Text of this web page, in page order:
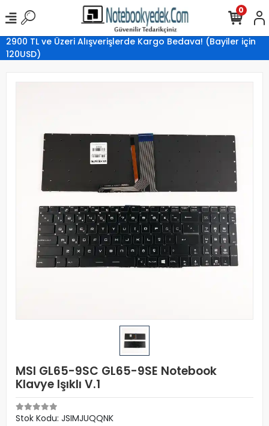
2900 TL ve Üzeri Alışverişlerde Kargo Bedava! (Bayiler için
120USD)
0
MSI GL65-9SC GL65-9SE Notebook
Klavye Işıklı V.1
Stok Kodu: JSIMJUQQNK